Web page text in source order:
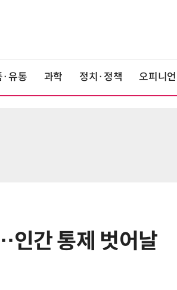
·유통 과학 정치·정책 오피니언
인간 통제 벗어날
6
“韓, 향후 5년 메모리 최강국 유지…